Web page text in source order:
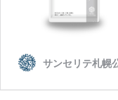
サンセリテ札幌